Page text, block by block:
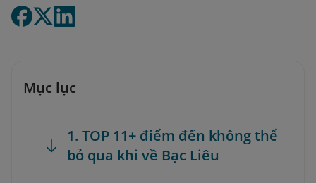
Mục lục
1. TOP 11+ điểm đến không thể
bỏ qua khi về Bạc Liêu